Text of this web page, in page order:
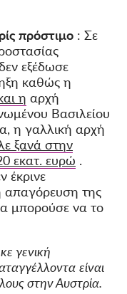
πρόστιμο : Σε
εξέδωσε
καθώς η
η αρχή
Βασιλείου
η γαλλική αρχή
ξανά στην
εκατ. ευρώ .
έκρινε
απαγόρευση της
μπορούσε να το
γενική
είναι
στην Αυστρία.